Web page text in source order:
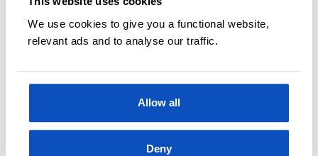
We use cookies to give you a functional website,
relevant ads and to analyse our traffic.
Allow all
Deny
hvilke deler som fikk folk til å le høyt